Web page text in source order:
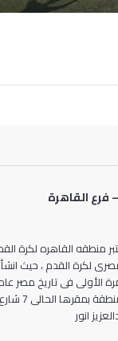
فرع القاهرة
منطقه القاهره لكرة
انور